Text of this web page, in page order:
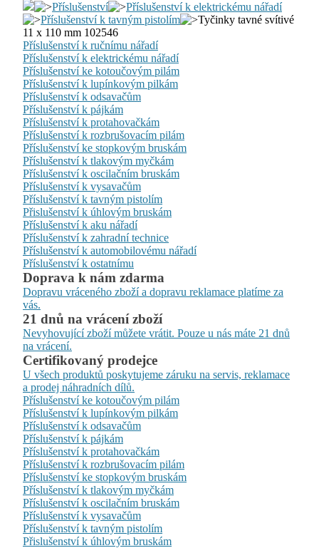
Příslušenství
Příslušenství k elektrickému nářadí
Příslušenství k tavným pistolím
Tyčinky tavné svítivé
11 x 110 mm 102546
Příslušenství k ručnímu nářadí
Příslušenství k elektrickému nářadí
Příslušenství ke kotoučovým pilám
Příslušenství k lupínkovým pilkám
Příslušenství k odsavačům
Příslušenství k pájkám
Příslušenství k protahovačkám
Příslušenství k rozbrušovacím pilám
Příslušenství ke stopkovým bruskám
Příslušenství k tlakovým myčkám
Příslušenství k oscilačním bruskám
Příslušenství k vysavačům
Příslušenství k tavným pistolím
Přislušenství k úhlovým bruskám
Příslušenství k aku nářadí
Příslušenství k zahradní technice
Příslušenství k automobilovému nářadí
Příslušenství k ostatnímu
Doprava k nám zdarma
Dopravu vráceného zboží a dopravu reklamace platíme za
vás.
21 dnů na vrácení zboží
Nevyhovující zboží můžete vrátit. Pouze u nás máte 21 dnů
na vrácení.
Certifikovaný prodejce
U všech produktů poskytujeme záruku na servis, reklamace
a prodej náhradních dílů.
Příslušenství ke kotoučovým pilám
Příslušenství k lupínkovým pilkám
Příslušenství k odsavačům
Příslušenství k pájkám
Příslušenství k protahovačkám
Příslušenství k rozbrušovacím pilám
Příslušenství ke stopkovým bruskám
Příslušenství k tlakovým myčkám
Příslušenství k oscilačním bruskám
Příslušenství k vysavačům
Příslušenství k tavným pistolím
Přislušenství k úhlovým bruskám